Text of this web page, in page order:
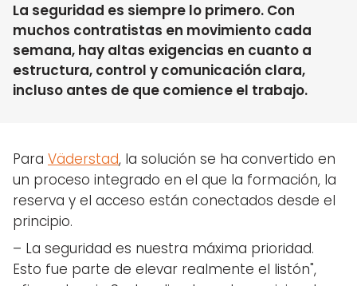
La seguridad es siempre lo primero. Con
muchos contratistas en movimiento cada
semana, hay altas exigencias en cuanto a
estructura, control y comunicación clara,
incluso antes de que comience el trabajo.
Para Väderstad, la solución se ha convertido en
un proceso integrado en el que la formación, la
reserva y el acceso están conectados desde el
principio.
– La seguridad es nuestra máxima prioridad.
Esto fue parte de elevar realmente el listón",